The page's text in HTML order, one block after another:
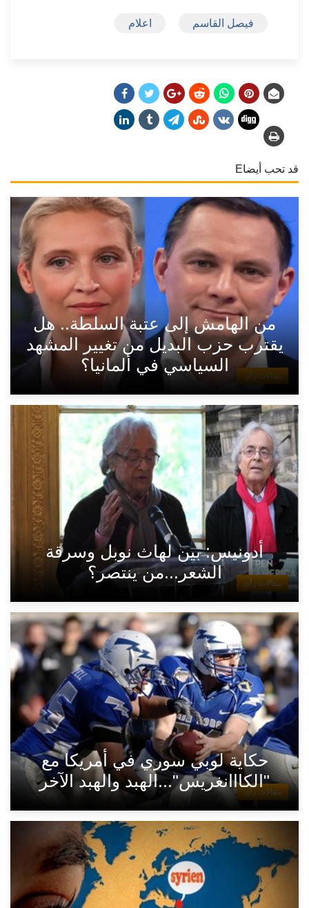
فيصل القاسم اعلام
قد تحب أيضاE
مقالات رأي
من الهامش إلى عتبة السلطة.. هل
يقترب حزب البديل من تغيير المشهد
السياسي في ألمانيا؟
مقالات رأي
أدونيس: بين لهاث نوبل وسرقة
الشعر...من ينتصر؟
مقالات رأي
حكاية لوبي سوري في أمريكا مع
"الكااانغريس"...الهبد والهبد الآخر